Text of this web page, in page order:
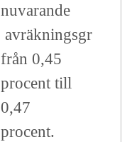
nuvarande
från 0,45
procent till
0,47
procent.